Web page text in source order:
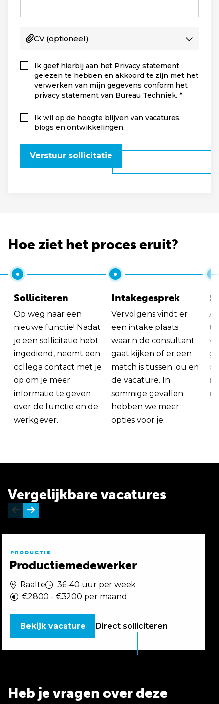
CV (optioneel)
Ik geef hierbij aan het Privacy statement
gelezen te hebben en akkoord te zijn met het
verwerken van mijn gegevens conform het
privacy statement van Bureau Techniek.
Ik wil op de hoogte blijven van vacatures,
blogs en ontwikkelingen.
Verstuur sollicitatie
Hoe ziet het proces eruit?
Solliciteren
Op weg naar een
nieuwe functie! Nadat
je een sollicitatie hebt
ingediend, neemt een
collega contact met je
op om je meer
informatie te geven
over de functie en de
werkgever.
Intakegesprek
Vervolgens vindt er
een intake plaats
waarin de consultant
gaat kijken of er een
match is tussen jou en
de vacature. In
sommige gevallen
hebben we meer
opties voor je.
Vergelijkbare vacatures
PRODUCTIE
Productiemedewerker
Raalte
36-40 uur per week
€2800 - €3200 per maand
Direct solliciteren
Bekijk vacature
Heb je vragen over deze